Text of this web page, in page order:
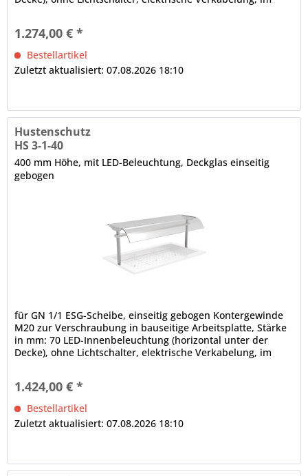
gebogen, in der Tiefe wahlweise fixierbar...
1.274,00 € *
Bestellartikel
Zuletzt aktualisiert: 07.08.2026 18:10
Hustenschutz
HS 3-1-40
400 mm Höhe, mit LED-Beleuchtung, Deckglas einseitig
gebogen
für GN 1/1 ESG-Scheibe, einseitig gebogen Kontergewinde
M20 zur Verschraubung in bauseitige Arbeitsplatte, Stärke
in mm: 70 LED-Innenbeleuchtung (horizontal unter der
Decke), ohne Lichtschalter, elektrische Verkabelung, im
gebogen, in der Tiefe wahlweise fixierbar...
1.424,00 € *
Bestellartikel
Zuletzt aktualisiert: 07.08.2026 18:10